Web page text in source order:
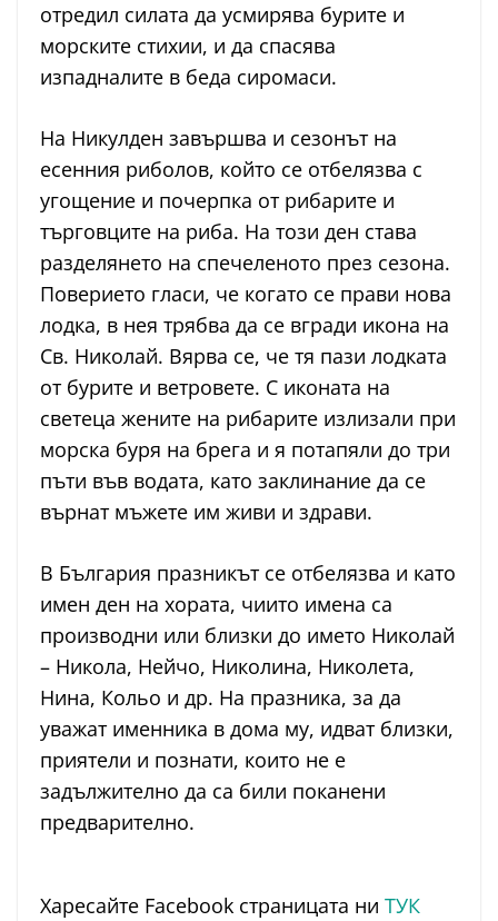
отредил силата да усмирява бурите и
морските стихии, и да спасява
изпадналите в беда сиромаси.
На Никулден завършва и сезонът на
есенния риболов, който се отбелязва с
угощение и почерпка от рибарите и
търговците на риба. На този ден става
разделянето на спечеленото през сезона.
Поверието гласи, че когато се прави нова
лодка, в нея трябва да се вгради икона на
Св. Николай. Вярва се, че тя пази лодката
от бурите и ветровете. С иконата на
светеца жените на рибарите излизали при
морска буря на брега и я потапяли до три
пъти във водата, като заклинание да се
върнат мъжете им живи и здрави.
В България празникът се отбелязва и като
имен ден на хората, чиито имена са
производни или близки до името Николай
– Никола, Нейчо, Николина, Николета,
Нина, Кольо и др. На празника, за да
уважат именника в дома му, идват близки,
приятели и познати, които не е
задължително да са били поканени
предварително.
Харесайте Facebook страницата ни ТУК